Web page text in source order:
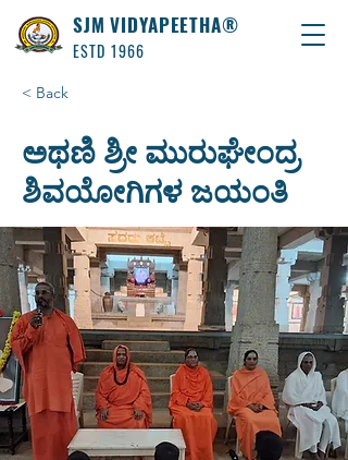
SJM VIDYAPEETHA®
ESTD 1966
< Back
ಅಥಣಿ ಶ್ರೀ ಮುರುಘೇಂದ್ರ
ಶಿವಯೋಗಿಗಳ ಜಯಂತಿ